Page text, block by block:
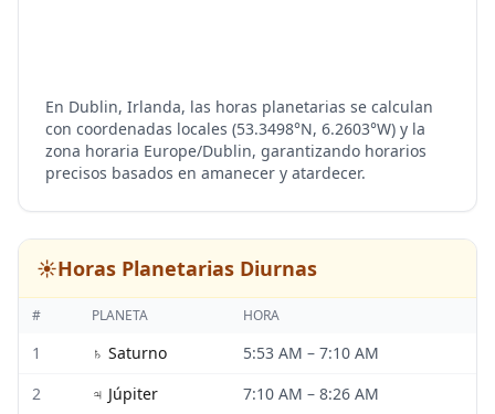
En Dublin, Irlanda, las horas planetarias se calculan
con coordenadas locales (53.3498°N, 6.2603°W) y la
zona horaria Europe/Dublin, garantizando horarios
precisos basados en amanecer y atardecer.
☀️Horas Planetarias Diurnas
# PLANETA HORA
1 ♄ Saturno 5:53 AM – 7:10 AM
2
♃ Júpiter 7:10 AM – 8:26 AM